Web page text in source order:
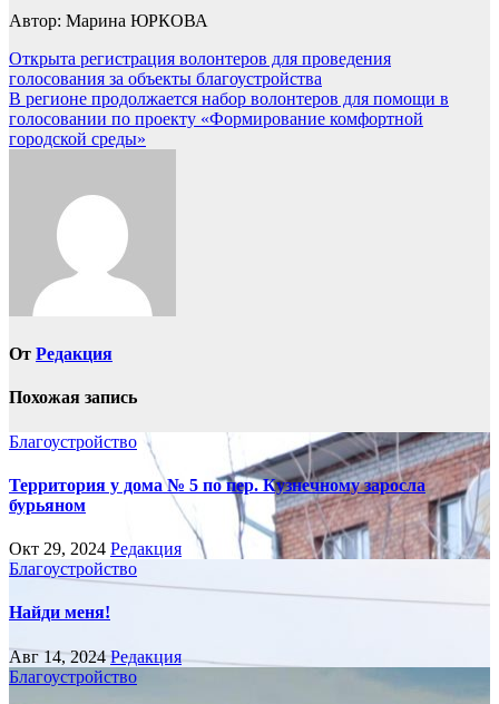
Автор: Марина ЮРКОВА
Навигация
по
записям
Открыта регистрация волонтеров для проведения
голосования за объекты благоустройства
В регионе продолжается набор волонтеров для помощи в
голосовании по проекту «Формирование комфортной
городской среды»
От Редакция
Похожая запись
Благоустройство
Территория у дома № 5 по пер. Кузнечному заросла
бурьяном
Окт 29, 2024 Редакция
Благоустройство
Найди меня!
Авг 14, 2024Редакция
Благоустройство